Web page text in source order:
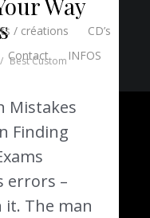
Way
Best Custom
Mistakes
Finding
errors –
it. The man
/ créations
CD’s
Contact INFOS